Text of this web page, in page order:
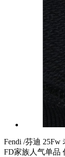
Fendi /芬迪
FD家族人气单品